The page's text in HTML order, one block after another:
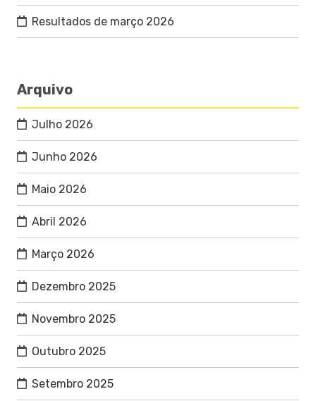
Resultados de março 2026
Arquivo
Julho 2026
Junho 2026
Maio 2026
Abril 2026
Março 2026
Dezembro 2025
Novembro 2025
Outubro 2025
Setembro 2025